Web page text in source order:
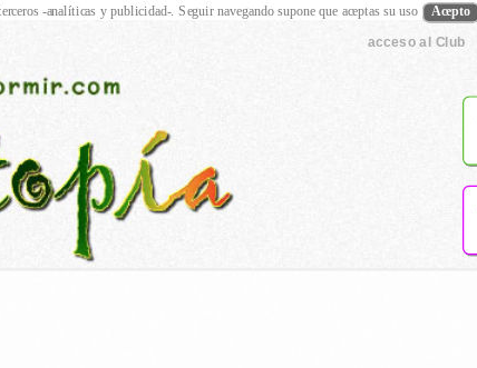
acceso al Club
-analíticas y publicidad-. Seguir navegando supone que aceptas su uso Acepto